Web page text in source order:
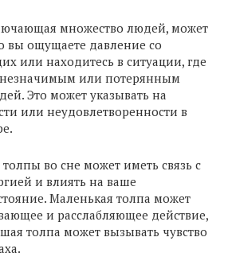
множество людей, может
вы ощущаете давление со
или находитесь в ситуации, где
незначимым или потерянным
Это может указывать на
или неудовлетворенности в
во сне может иметь связь с
и влиять на ваше
Маленькая толпа может
и расслабляющее действие,
толпа может вызывать чувство